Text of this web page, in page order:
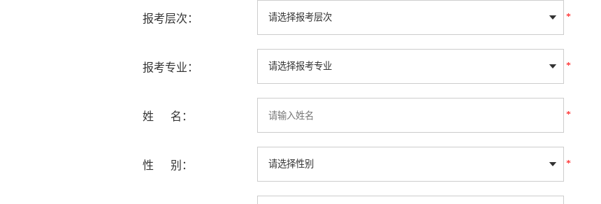
报考层次： *
报考专业： *
姓 名： *
性 别： *